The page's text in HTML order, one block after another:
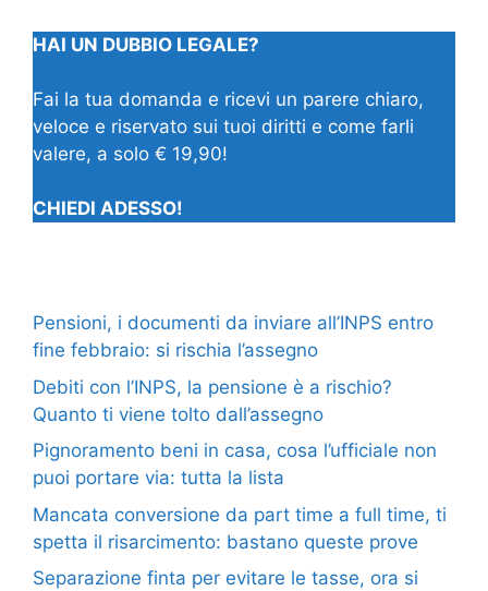
HAI UN DUBBIO LEGALE?
Fai la tua domanda e ricevi un parere chiaro,
veloce e riservato sui tuoi diritti e come farli
valere, a solo € 19,90!
CHIEDI ADESSO!
Pensioni, i documenti da inviare all’INPS entro
fine febbraio: si rischia l’assegno
Debiti con l’INPS, la pensione è a rischio?
Quanto ti viene tolto dall’assegno
Pignoramento beni in casa, cosa l’ufficiale non
puoi portare via: tutta la lista
Mancata conversione da part time a full time, ti
spetta il risarcimento: bastano queste prove
Separazione finta per evitare le tasse, ora si